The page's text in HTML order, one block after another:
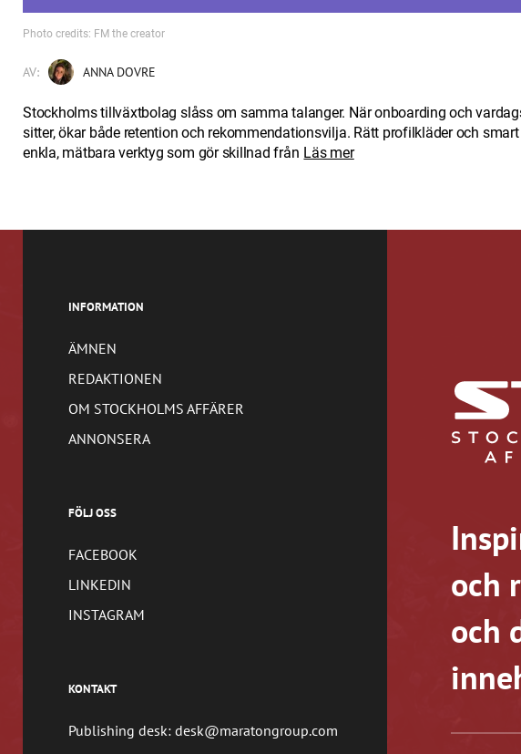
Photo credits: FM the creator
AV: ANNA DOVRE
Stockholms tillväxtbolag slåss om samma talanger. När onboarding och
sitter, ökar både retention och rekommendationsvilja. Rätt profilkläder och
enkla, mätbara verktyg som gör skillnad från Läs mer
INFORMATION
ÄMNEN
REDAKTIONEN
OM STOCKHOLMS AFFÄRER
ANNONSERA
FÖLJ OSS
FACEBOOK
LINKEDIN
INSTAGRAM
KONTAKT
Publishing desk: desk@maratongroup.com
och
och